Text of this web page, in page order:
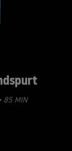
85 MIN